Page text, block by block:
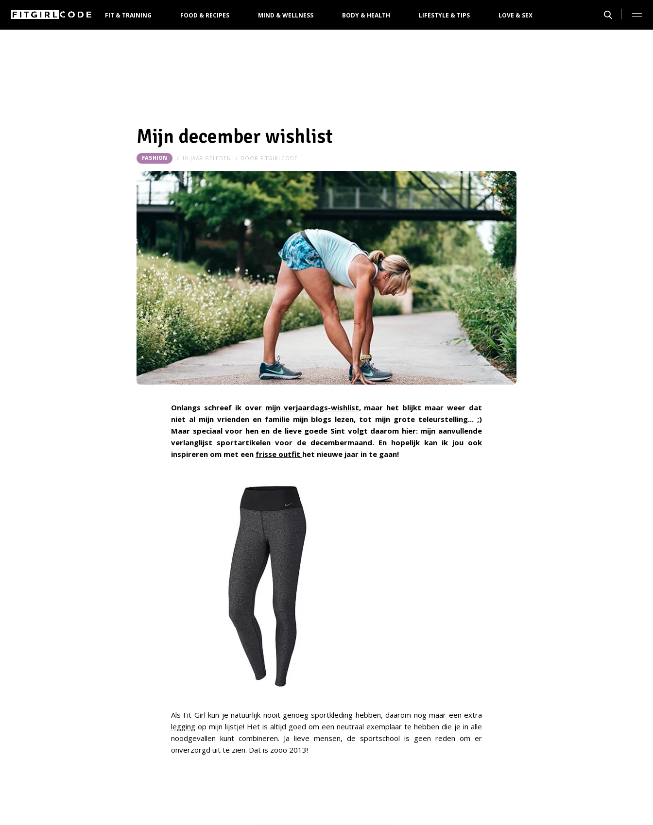
FIT & TRAINING FOOD & RECIPES MIND & WELLNESS BODY & HEALTH LIFESTYLE & TIPS LOVE & SEX
Mijn december wishlist
FASHION 10 JAAR GELEDEN DOOR FITGIRLCODE
Onlangs schreef ik over mijn verjaardags-wishlist, maar het blijkt maar weer dat
niet al mijn vrienden en familie mijn blogs lezen, tot mijn grote teleurstelling... ;)
Maar speciaal voor hen en de lieve goede Sint volgt daarom hier: mijn aanvullende
verlanglijst sportartikelen voor de decembermaand. En hopelijk kan ik jou ook
inspireren om met een frisse outfit het nieuwe jaar in te gaan!
Als Fit Girl kun je natuurlijk nooit genoeg sportkleding hebben, daarom nog maar een extra
legging op mijn lijstje! Het is altijd goed om een neutraal exemplaar te hebben die je in alle
noodgevallen kunt combineren. Ja lieve mensen, de sportschool is geen reden om er
onverzorgd uit te zien. Dat is zooo 2013!